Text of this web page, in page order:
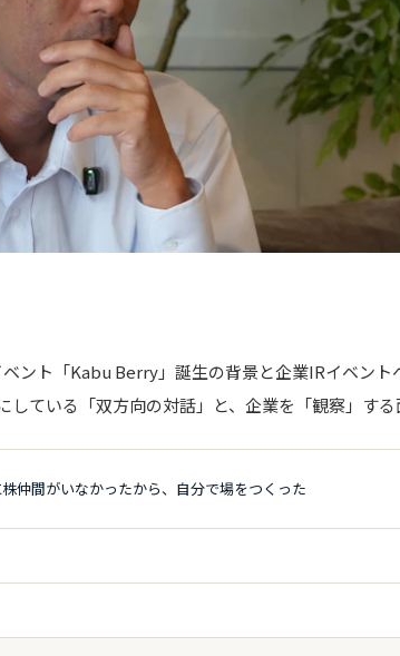
ント「Kabu Berry」誕生の背景と企業IRイベント
ている「双方向の対話」と、企業を「観察」する
株仲間がいなかったから、自分で場をつくった